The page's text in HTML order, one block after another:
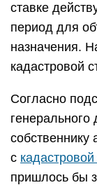
ставке
период для
назначения.
кадастровой
Согласно
генерального
с
пришлось бы